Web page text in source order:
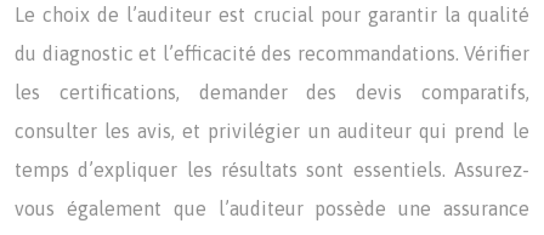
Le choix de l’auditeur est crucial pour garantir la qualité
du diagnostic et l’efficacité des recommandations. Vérifier
les certifications, demander des devis comparatifs,
consulter les avis, et privilégier un auditeur qui prend le
temps d’expliquer les résultats sont essentiels. Assurez-
vous également que l’auditeur possède une assurance